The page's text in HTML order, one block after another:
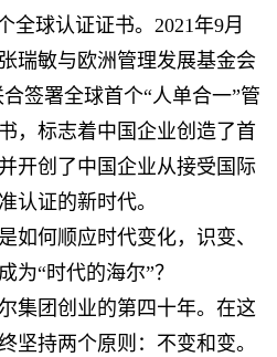
全球认证证书。2021年9月
瑞敏与欧洲管理发展基金会
签署全球首个“人单合一”管
，标志着中国企业创造了首
开创了中国企业从接受国际
认证的新时代。
如何顺应时代变化，识变、
为“时代的海尔”？
集团创业的第四十年。在这
坚持两个原则：不变和变。